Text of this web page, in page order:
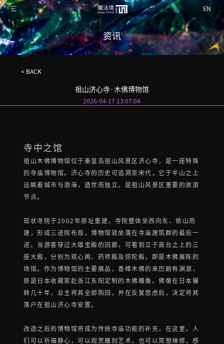
EN
资讯
< BACK
祖山济心寺·木佛博物馆
2026-04-17 13:07:04
寺中之馆
祖山木佛博物馆位于秦皇岛祖山风景区济心寺，是一座特殊
的寺庙博物馆。济心寺的历史可追溯至宋代，它于半山之上
远眺着城市与渤海，遗世而独立，是祖山风景区重要的旅游
节点。
现状寺院于2002年原址重建，寺院整体坐西向东、依山而
建，形成三进院布局，博物馆就坐落在寺庙建筑群的最后一
进。当游客穿过大雄宝殿的回廊，可看到立于高台之上的三
座大殿，分别为观心阁、药师殿及弥陀殿，即是木佛展陈的
场馆。作为博物馆的主要展品，香樟木佛的来历颇有渊源，
原是日本收藏家赴浙江东阳定制的木佛雕像。佛像在日本辗
转几十年，业主将其全部购回，并在反复思虑后，决定将其
落户在祖山济心寺安置。
改造之后的博物馆将成为传统寺庙功能的补充，在这里，人
们可以祈福静心，可以观赏雕刻艺术，也可以冥想禅修，感